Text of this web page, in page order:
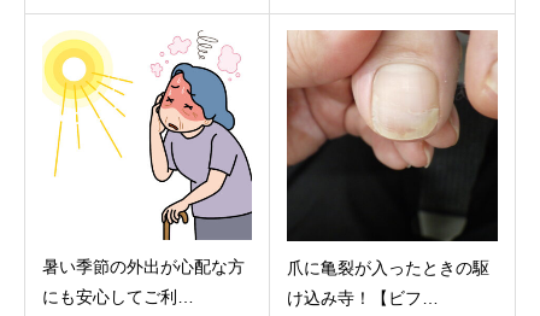
暑い季節の外出が心配な方
にも安心してご利…
爪に亀裂が入ったときの駆
け込み寺！【ビフ…